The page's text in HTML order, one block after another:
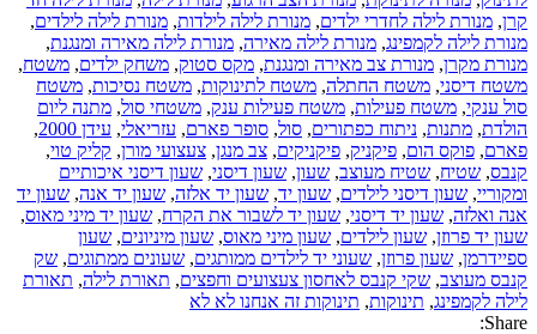
קרן, מנורת לילה לחדרי ילדים, מנורת לילה לילדות, מנורת לילה לילדים,
מנורת לילה לקמפינג, מנורת לילה מאירה, מנורת לילה מאירה ומנגנת,
מנורת מקרן, מנורת צב מאירה ומנגנת, מקס סטוק, משחק ילדים, משטח,
משטח דיסני, משטח החתלה, משטח לתינוקות, משטח נסיכות, משטח
סול ענקי, משטח פעילות, משטח פעילות ענק, משטחי סול, מתנה ליום
הולדת, מתנות, ניתוח כפתורים, סול, סופר פארם, עזריאלי, עידן 2000
,
פארם, פוקס הום, פיקניק, פיקניקים, צב מנגן, צעצועי מורן, קליק טוי,
קנבס, שטיח, שטיח מעוצב, שעון, שעון דיסני, שעון דיסני איכותיים
ומקוריי, שעון דיסני לילדים, שעון יד, שעון יד אלזה, שעון יד אנה, שעון יד
אנה ואלזה, שעון יד דיסני, שעון יד לשבור את הקרח, שעון יד מיני מאוס,
שעון יד פרוזן, שעון לילדים, שעון מיני מאוס, שעון מיניונים, שעון
ספיידרמן, שעון פרוזן, שעוני יד לילדים ממותגים, שעונים ממתוגים, שק
קנבס מעוצב, שקי קנבס לאחסון צעצועים וחפצים, תאורת לילה, תאורת
לילה לקמפינג, תינוקות, תינוקות זה אנחנו לא לא
Share: